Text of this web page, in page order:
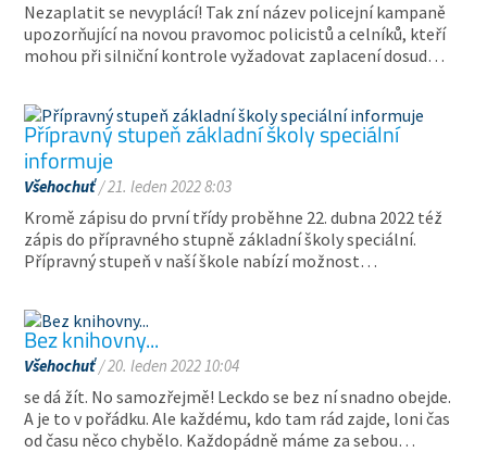
Nezaplatit se nevyplácí! Tak zní název policejní kampaně
upozorňující na novou pravomoc policistů a celníků, kteří
mohou při silniční kontrole vyžadovat zaplacení dosud…
Přípravný stupeň základní školy speciální
informuje
Všehochuť/ 21. leden 2022 8:03
Kromě zápisu do první třídy proběhne 22. dubna 2022 též
zápis do přípravného stupně základní školy speciální.
Přípravný stupeň v naší škole nabízí možnost…
Bez knihovny...
Všehochuť/ 20. leden 2022 10:04
se dá žít. No samozřejmě! Leckdo se bez ní snadno obejde.
A je to v pořádku. Ale každému, kdo tam rád zajde, loni čas
od času něco chybělo. Každopádně máme za sebou…